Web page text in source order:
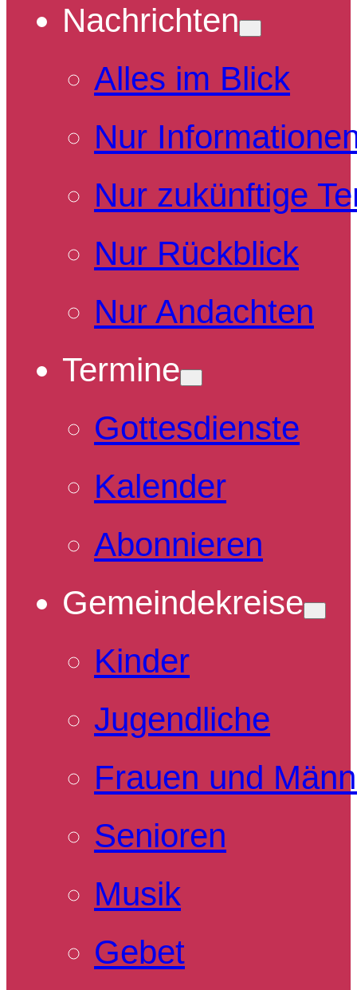
Nachrichten
Alles im Blick
Nur
Nur zukünftige
Nur Rückblick
Nur Andachten
Termine
Gottesdienste
Kalender
Abonnieren
Gemeindekreise
Kinder
Jugendliche
Frauen und
Senioren
Musik
Gebet